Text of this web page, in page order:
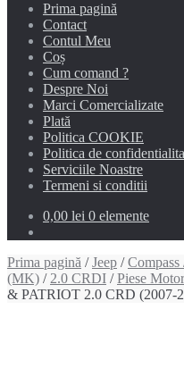
Prima pagină
Contact
Contul Meu
Coș
Cum comand ?
Despre Noi
Marci Comercializate
Plată
Politica COOKIE
Politica de
Serviciile Noastre
Termeni si conditii
0,00 lei 0 elemente
Prima pagină /Jeep /Compass
(MK) / 2.0 CRDI /Piese Motor
& PATRIOT 2.0 CRD (2007-